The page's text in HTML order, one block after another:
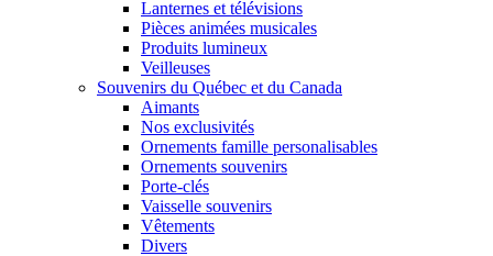
Lanternes et télévisions
Pièces animées musicales
Produits lumineux
Veilleuses
Souvenirs du Québec et du Canada
Aimants
Nos exclusivités
Ornements famille personalisables
Ornements souvenirs
Porte-clés
Vaisselle souvenirs
Vêtements
Divers